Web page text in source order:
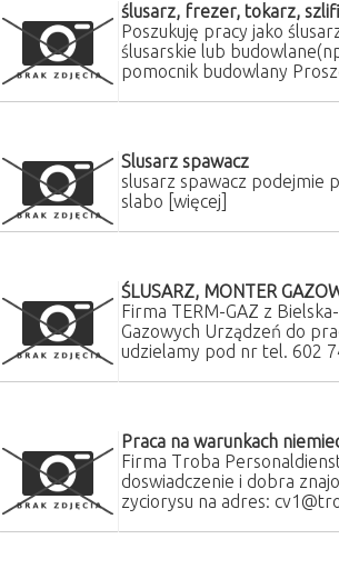
ślusarz, frezer, tokarz,
Poszukuję pracy jako
ślusarskie lub
pomocnik budowlany
Slusarz spawacz
slusarz spawacz podejmie
slabo [więcej]
ŚLUSARZ, MONTER
Firma TERM-GAZ z
Gazowych Urządzeń do
udzielamy pod nr tel. 602
Praca na warunkach
Firma Troba
doswiadczenie i dobra
zyciorysu na adres: